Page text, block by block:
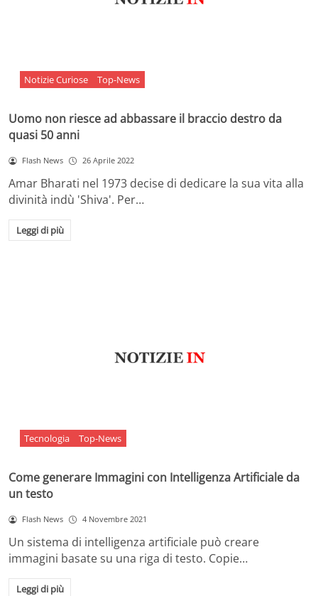
Notizie Curiose Top-News
Uomo non riesce ad abbassare il braccio destro da
quasi 50 anni
Flash News 26 Aprile 2022
Amar Bharati nel 1973 decise di dedicare la sua vita alla
divinità indù 'Shiva'. Per…
Leggi di più
Tecnologia Top-News
Come generare Immagini con Intelligenza Artificiale da
un testo
Flash News 4 Novembre 2021
Un sistema di intelligenza artificiale può creare
immagini basate su una riga di testo. Copie…
Leggi di più